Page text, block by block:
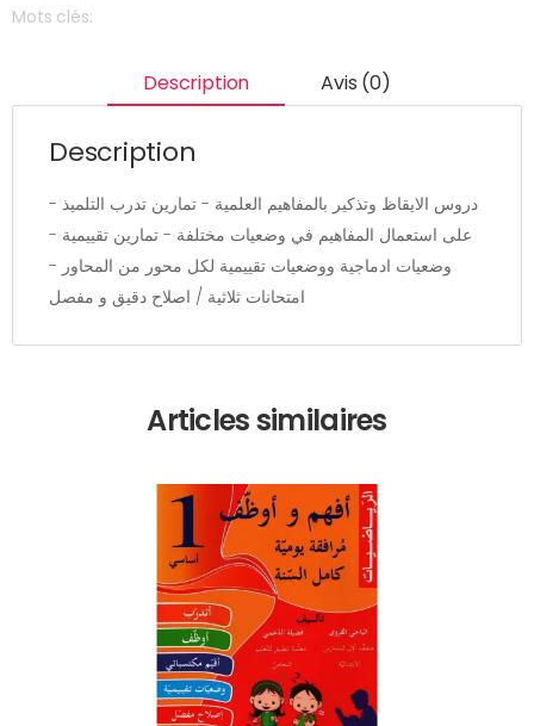
Mots clés:
Description Avis (0)
Description
- دروس الايقاظ وتذكير بالمفاهيم العلمية - تمارين تدرب التلميذ
على استعمال المفاهيم في وضعيات مختلفة - تمارين تقييمية -
وضعيات ادماجية ووضعيات تقييمية لكل محور من المحاور -
امتحانات ثلاثية / اصلاح دقيق و مفصل
Articles similaires